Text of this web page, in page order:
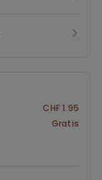
CHF 1.95
Gratis